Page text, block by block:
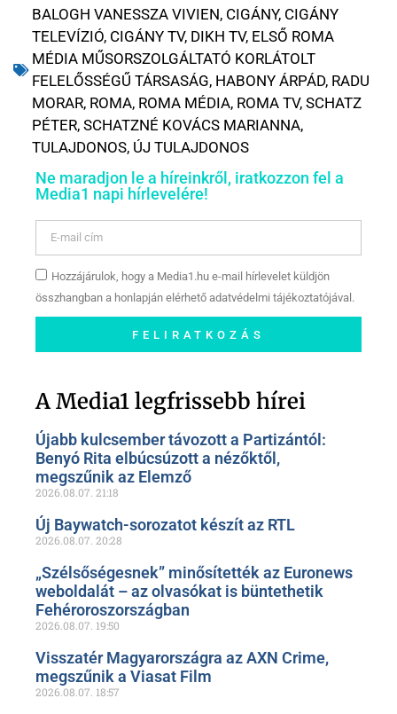
BALOGH VANESSZA VIVIEN, CIGÁNY, CIGÁNY
TELEVÍZIÓ, CIGÁNY TV, DIKH TV, ELSŐ ROMA
MÉDIA MŰSORSZOLGÁLTATÓ KORLÁTOLT
FELELŐSSÉGŰ TÁRSASÁG, HABONY ÁRPÁD, RADU
MORAR, ROMA, ROMA MÉDIA, ROMA TV, SCHATZ
PÉTER, SCHATZNÉ KOVÁCS MARIANNA,
TULAJDONOS, ÚJ TULAJDONOS
Ne maradjon le a híreinkről, iratkozzon fel a
Media1 napi hírlevelére!
Hozzájárulok, hogy a Media1.hu e-mail hírlevelet küldjön
összhangban a honlapján elérhető adatvédelmi tájékoztatójával.
FELIRATKOZÁS
oldalunkon!
A Media1 legfrissebb hírei
Újabb kulcsember távozott a Partizántól:
Benyó Rita elbúcsúzott a nézőktől,
megszűnik az Elemző
2026.08.07. 21:18
Új Baywatch-sorozatot készít az RTL
2026.08.07. 20:28
„Szélsőségesnek” minősítették az Euronews
weboldalát – az olvasókat is büntethetik
Fehéroroszországban
2026.08.07. 19:50
Visszatér Magyarországra az AXN Crime,
megszűnik a Viasat Film
2026.08.07. 18:57